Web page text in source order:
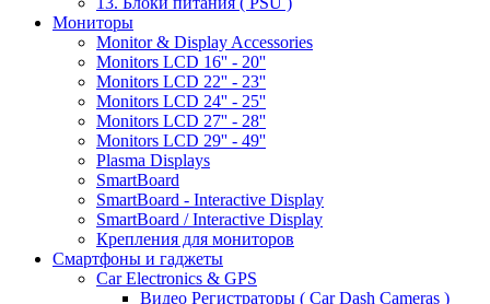
Мониторы
Monitor & Display Accessories
Monitors LCD 16'' - 20''
Monitors LCD 22'' - 23''
Monitors LCD 24'' - 25''
Monitors LCD 27'' - 28''
Monitors LCD 29'' - 49''
Plasma Displays
SmartBoard
SmartBoard - Interactive Display
SmartBoard / Interactive Display
Крепления для мониторов
Смартфоны и гаджеты
Car Electronics & GPS
Видео Регистраторы ( Car Dash Cameras )